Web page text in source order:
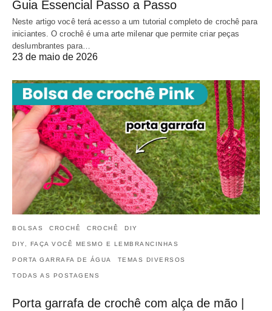
Guia Essencial Passo a Passo
Neste artigo você terá acesso a um tutorial completo de crochê para
iniciantes. O crochê é uma arte milenar que permite criar peças
deslumbrantes para…
23 de maio de 2026
BOLSAS CROCHÊ CROCHÊ DIY
DIY, FAÇA VOCÊ MESMO E LEMBRANCINHAS
PORTA GARRAFA DE ÁGUA TEMAS DIVERSOS
TODAS AS POSTAGENS
Porta garrafa de crochê com alça de mão |